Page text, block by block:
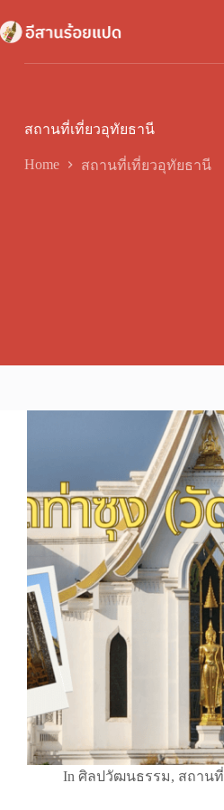
to
content
สถานที่เที่ยวอุทัยธานี
Home สถานที่เที่ยวอุทัยธานี
In ศิลปวัฒนธรรม, สถานที่